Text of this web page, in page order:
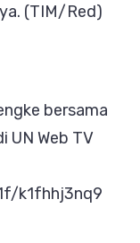
(TIM/Red)
bersama
UN Web TV
k1fhhj3nq9